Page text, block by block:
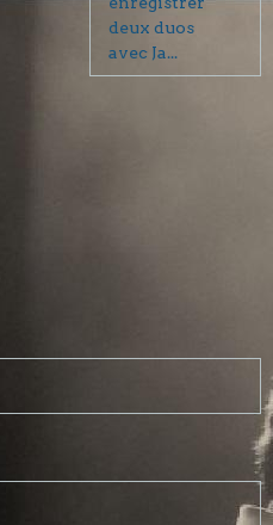
deux duos
avec Ja...